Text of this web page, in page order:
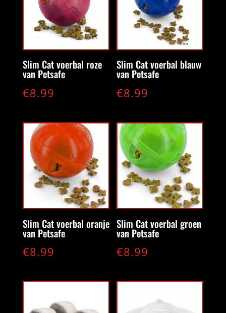
Slim Cat voerbal roze
van Petsafe
€8.99
Slim Cat voerbal blauw
van Petsafe
€8.99
Slim Cat voerbal oranje
van Petsafe
€8.99
Slim Cat voerbal groen
van Petsafe
€8.99